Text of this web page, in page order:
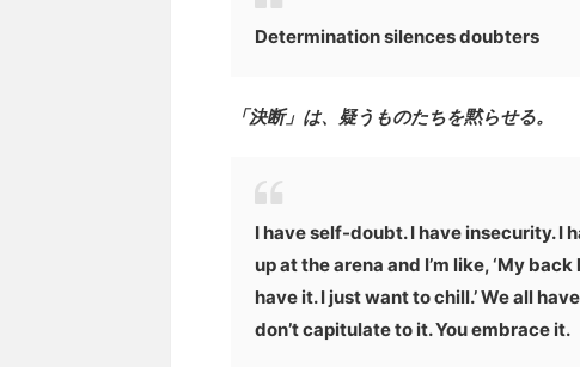
Determination silences doubters
「決断」は、疑うものたちを黙らせる。
I have self-doubt. I have insecurity. I
up at the arena and I’m like, ‘My
have it. I just want to chill.’ We all
don’t capitulate to it. You embrace it.